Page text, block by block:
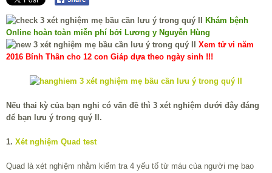
Khám bệnh
Online hoàn toàn miễn phí bởi Lương y Nguyễn Hùng
Xem tử vi năm
2016 Bính Thân cho 12 con Giáp dựa theo ngày sinh !!!
Nếu thai kỳ của bạn nghi có vấn đề thì 3 xét nghiệm dưới đây đáng
để bạn lưu ý trong quý II.
1. Xét nghiệm Quad test
Quad là xét nghiệm nhằm kiểm tra 4 yếu tố từ máu của người mẹ bao